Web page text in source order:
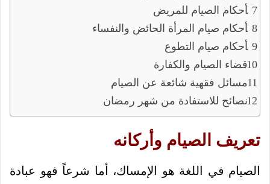
أحكام الصيام للمريض
أحكام صيام المرأة الحائض والنفساء
أحكام صيام التطوع
قضاء الصيام والكفارة
مسائل فقهية شائعة عن الصيام
نصائح للاستفادة من شهر رمضان
تعريف الصيام وأركانه
الصيام في اللغة هو الإمساك، أما شرعاً فهو عبادة